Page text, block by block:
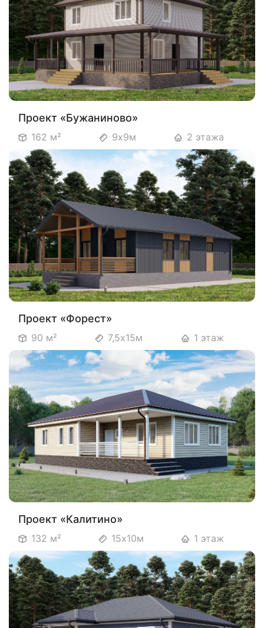
Проект «Бужаниново»
162 м² 9х9м 2 этажа
Проект «Форест»
90 м² 7,5х15м 1 этаж
Проект «Калитино»
132 м² 15х10м 1 этаж